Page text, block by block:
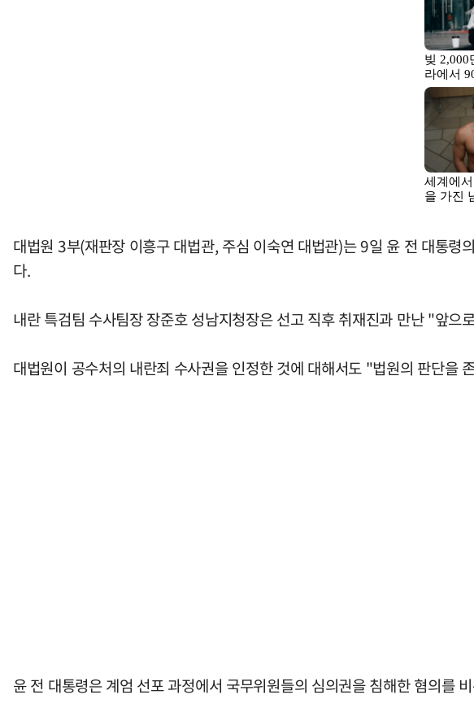
대법원 3부(재판장 이흥구 대법관, 주심 이숙연 대법관)는 9일 윤 전 대통
다.
내란 특검팀 수사팀장 장준호 성남지청장은 선고 직후 취재진과 만난 "앞
대법원이 공수처의 내란죄 수사권을 인정한 것에 대해서도 "법원의 판단을
윤 전 대통령은 계엄 선포 과정에서 국무위원들의 심의권을 침해한 혐의를